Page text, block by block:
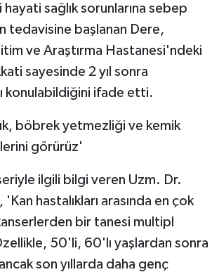
sağlık sorunlarına sebep
tedavisine başlanan Dere,
ve Araştırma Hastanesi'ndeki
sayesinde 2 yıl sonra
konulabildiğini ifade etti.
böbrek yetmezliği ve kemik
görürüz'
ilgili bilgi veren Uzm. Dr.
'Kan hastalıkları arasında en çok
bir tanesi multipl
50'li, 60'lı yaşlardan sonra
son yıllarda daha genç